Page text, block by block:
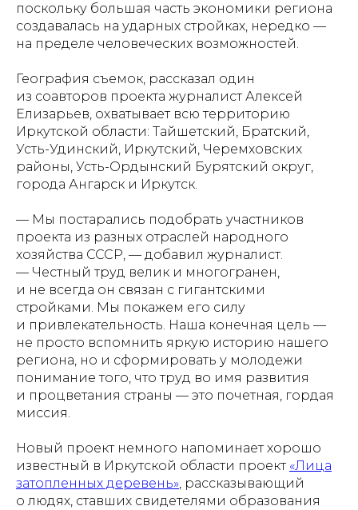
поскольку большая часть экономики региона
создавалась на ударных стройках, нередко —
на пределе человеческих возможностей.
География съемок, рассказал один
из соавторов проекта журналист Алексей
Елизарьев, охватывает всю территорию
Иркутской области: Тайшетский, Братский,
Усть-Удинский, Иркутский, Черемховских
районы, Усть-Ордынский Бурятский округ,
города Ангарск и Иркутск.
— Мы постарались подобрать участников
проекта из разных отраслей народного
хозяйства СССР, — добавил журналист.
— Честный труд велик и многогранен,
и не всегда он связан с гигантскими
стройками. Мы покажем его силу
и привлекательность. Наша конечная цель —
не просто вспомнить яркую историю нашего
региона, но и сформировать у молодежи
понимание того, что труд во имя развития
и процветания страны — это почетная, гордая
миссия.
Новый проект немного напоминает хорошо
известный в Иркутской области проект «Лица
затопленных деревень», рассказывающий
о людях, ставших свидетелями образования